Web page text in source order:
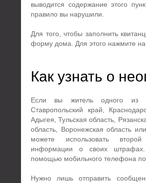
выводится содержание этого
правило вы нарушили.
Для того, чтобы заполнить
форму дома. Для этого нажмите
Как узнать о
Если вы житель одного из
Ставропольский край,
Адыгея, Тульская область,
область, Воронежская область
можете использовать
информации о своих
помощью мобильного телефона по
Нужно лишь отправить